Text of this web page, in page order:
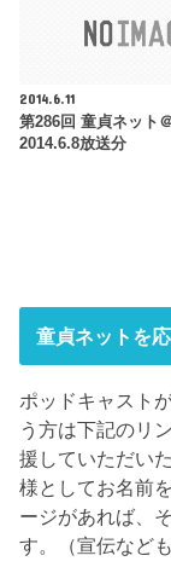
2014.6.11
第286回 童貞ネット
2014.6.8放送分
童貞ネットを
ポッドキャスト
う方は下記のリ
援していただい
様としてお名前
ージがあれば、
す。（宣伝なども